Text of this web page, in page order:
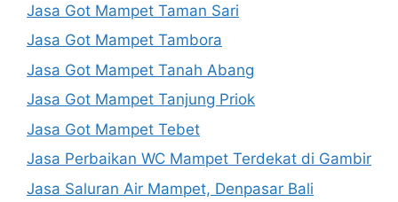
Jasa Got Mampet Taman Sari
Jasa Got Mampet Tambora
Jasa Got Mampet Tanah Abang
Jasa Got Mampet Tanjung Priok
Jasa Got Mampet Tebet
Jasa Perbaikan WC Mampet Terdekat di Gambir
Jasa Saluran Air Mampet, Denpasar Bali